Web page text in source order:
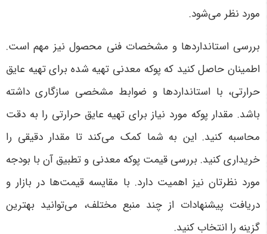
مورد نظر می‌شود.
بررسی استانداردها و مشخصات فنی محصول نیز مهم است.
اطمینان حاصل کنید که پوکه معدنی تهیه شده برای تهیه عایق
حرارتی، با استانداردها و ضوابط مشخصی سازگاری داشته
باشد. مقدار پوکه مورد نیاز برای تهیه عایق حرارتی را به دقت
محاسبه کنید. این به شما کمک می‌کند تا مقدار دقیقی را
خریداری کنید. بررسی قیمت پوکه معدنی و تطبیق آن با بودجه
مورد نظرتان نیز اهمیت دارد. با مقایسه قیمت‌ها در بازار و
دریافت پیشنهادات از چند منبع مختلف، می‌توانید بهترین
گزینه را انتخاب کنید.